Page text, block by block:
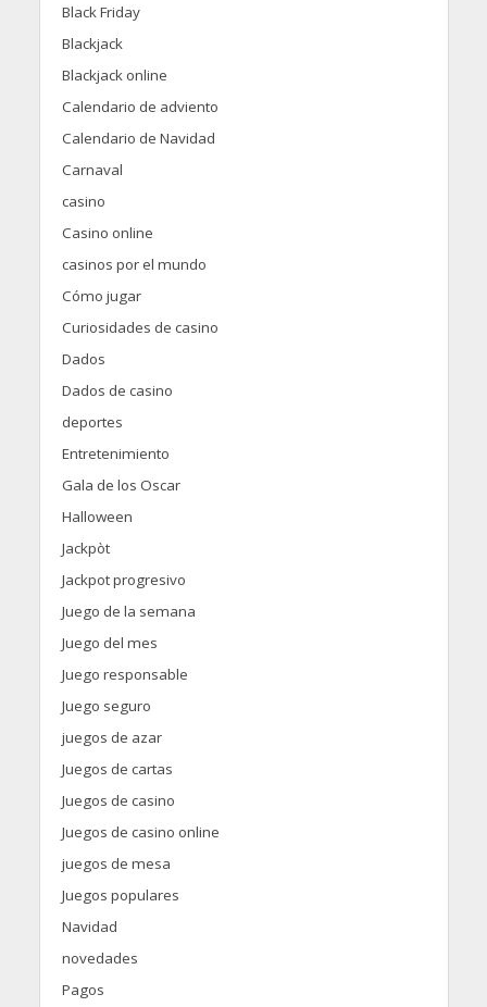
Black Friday
Blackjack
Blackjack online
Calendario de adviento
Calendario de Navidad
Carnaval
casino
Casino online
casinos por el mundo
Cómo jugar
Curiosidades de casino
Dados
Dados de casino
deportes
Entretenimiento
Gala de los Oscar
Halloween
Jackpòt
Jackpot progresivo
Juego de la semana
Juego del mes
Juego responsable
Juego seguro
juegos de azar
Juegos de cartas
Juegos de casino
Juegos de casino online
juegos de mesa
Juegos populares
Navidad
novedades
Pagos